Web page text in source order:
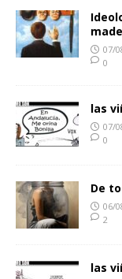
07/
0
las
07/
0
De
06/
2
las